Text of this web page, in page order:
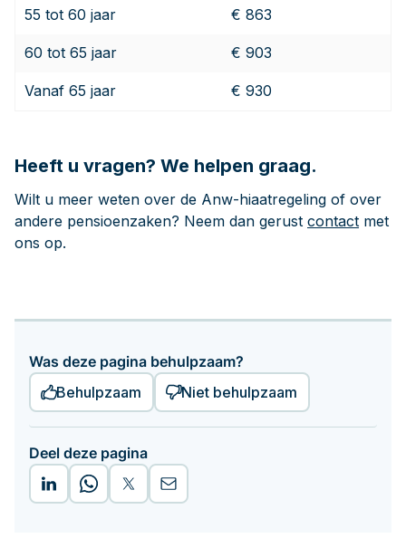
55 tot 60 jaar € 863
60 tot 65 jaar € 903
Vanaf 65 jaar € 930
Heeft u vragen? We helpen graag.
Wilt u meer weten over de Anw-hiaatregeling of over
andere pensioenzaken? Neem dan gerust contact met
ons op.
Was deze pagina behulpzaam?
Behulpzaam
Niet behulpzaam
Deel deze pagina